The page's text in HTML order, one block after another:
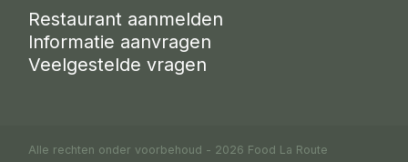
Restaurant aanmelden
Informatie aanvragen
Veelgestelde vragen
Alle rechten onder voorbehoud - 2026 Food La Route